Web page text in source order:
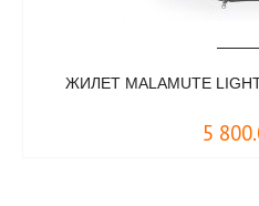
ЖИЛЕТ MALAMUTE
5